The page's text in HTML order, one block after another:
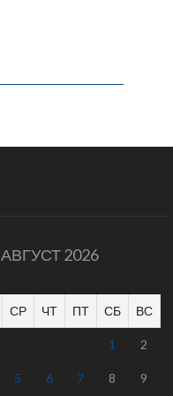
АВГУСТ 2026
СР ЧТ ПТ СБ ВС
1 2
5 6 7 8 9